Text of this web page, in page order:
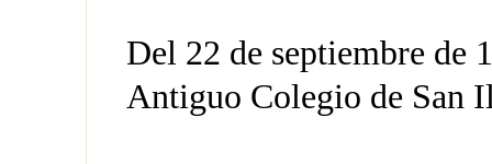
Del 22 de septiembre de
Antiguo Colegio de San